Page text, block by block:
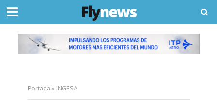
Portada » INGESA